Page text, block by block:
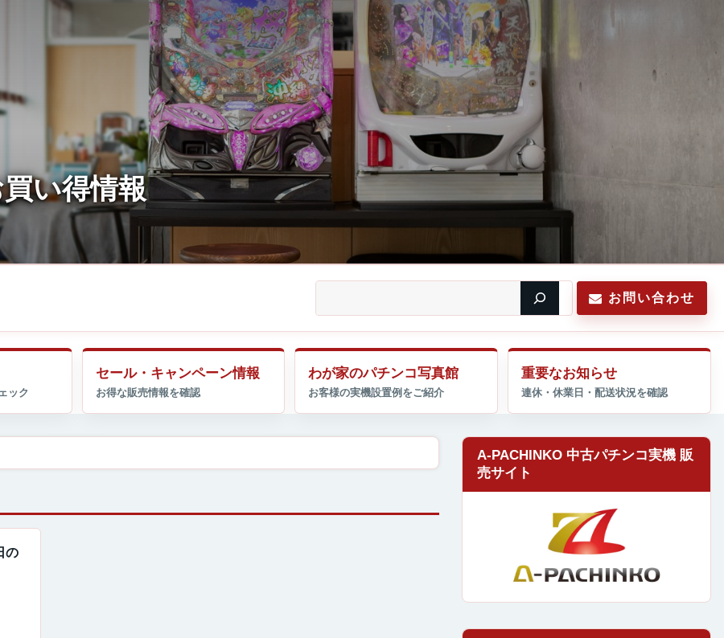
お問い合わせ
セール・キャンペーン情報 わが家のパチンコ写真館 重要なお知らせ
の
A-PACHINKO 中古パチンコ実機 販
売サイト